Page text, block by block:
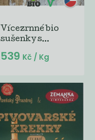
Vícezrnné bio
sušenky s...
539 Kč / Kg